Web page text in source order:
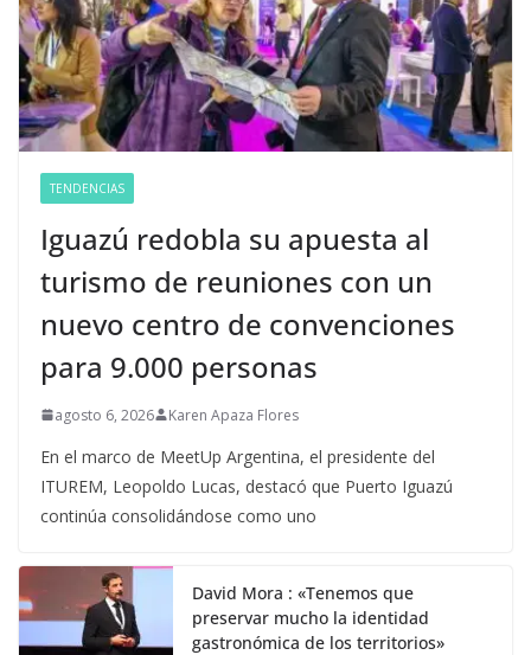
TENDENCIAS
Iguazú redobla su apuesta al
turismo de reuniones con un
nuevo centro de convenciones
para 9.000 personas
agosto 6, 2026 Karen Apaza Flores
En el marco de MeetUp Argentina, el presidente del
ITUREM, Leopoldo Lucas, destacó que Puerto Iguazú
continúa consolidándose como uno
David Mora : «Tenemos que
preservar mucho la identidad
gastronómica de los territorios»